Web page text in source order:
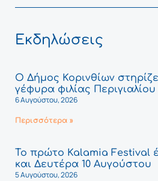
Εκδηλώσεις
Ο Δήμος Κορινθίων
γέφυρα φιλίας
6 Αυγούστου, 2026
Περισσότερα »
Το πρώτο Kalamia Festival
και Δευτέρα 10 Αυγούστου
5 Αυγούστου, 2026